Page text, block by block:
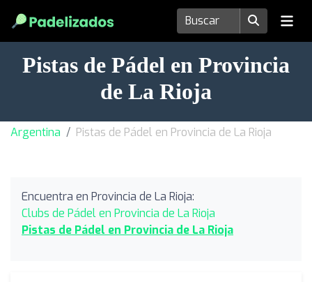
Pistas de Pádel en Provincia
de La Rioja
Argentina Pistas de Pádel en Provincia de La Rioja
Encuentra en Provincia de La Rioja:
Clubs de Pádel en Provincia de La Rioja
Pistas de Pádel en Provincia de La Rioja